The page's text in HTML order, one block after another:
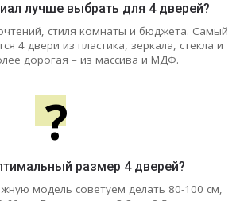
лучше выбрать для 4 дверей?
стиля комнаты и бюджета. Самый
4 двери из пластика, зеркала, стекла и
дорогая – из массива и МДФ.
?
размер 4 дверей?
модель советуем делать 80-100 см,